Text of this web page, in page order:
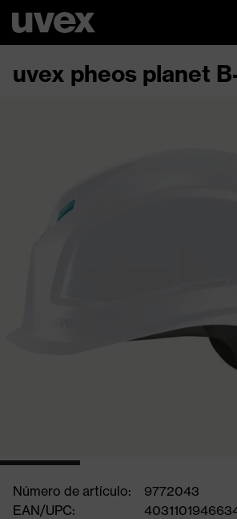
uvex pheos planet
Número de artículo:
9772043
EAN/UPC: